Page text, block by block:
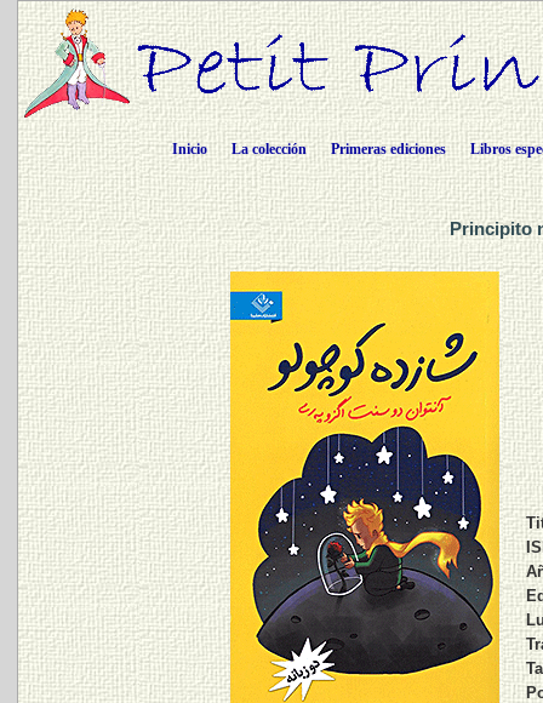
Inicio La colección Primeras ediciones Libros
Principito